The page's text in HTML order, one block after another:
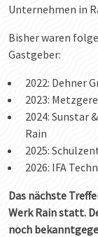
Unternehmen in
Bisher waren
Gastgeber:
2022: Dehner
2023:
2024: Sunstar
Rain
2025:
2026: IFA
Das nächste
Werk Rain statt.
noch